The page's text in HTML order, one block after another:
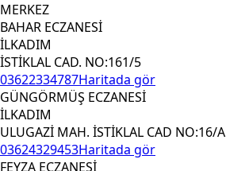
MERKEZ
BAHAR ECZANESİ
İLKADIM
İSTİKLAL CAD. NO:161/5
03622334787Haritada gör
GÜNGÖRMÜŞ ECZANESİ
İLKADIM
ULUGAZİ MAH. İSTİKLAL CAD NO:16/A
03624329453Haritada gör
FEYZA ECZANESİ